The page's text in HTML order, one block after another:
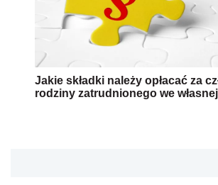
Jakie składki należy opłacać za
rodziny zatrudnionego we